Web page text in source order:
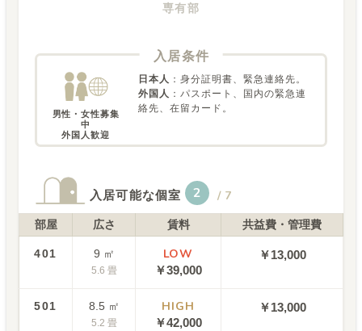
専有部
入居条件
男性・女性募集
中
外国人歓迎
日本人 ： 身分証明書、緊急連絡先。
外国人 ： パスポート、国内の緊急連
絡先、在留カード。
入居可能な個室 2 / 7
部屋 広さ 賃料 共益費・管理費
401 9 ㎡
5.6 畳
LOW
￥39,000
￥13,000
501 8.5㎡
5.2 畳
HIGH
￥42,000
￥13,000